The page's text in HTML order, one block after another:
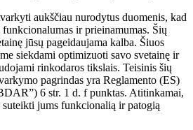
aukščiau nurodytus duomenis, kad
funkcionalumas ir prieinamumas. Šių
jūsų pageidaujama kalba. Šiuos
siekdami optimizuoti savo svetainę ir
rinkodaros tikslais. Teisinis šių
pagrindas yra Reglamento (ES)
6 str. 1 d. f punktas. Atitinkamai,
suteikti jums funkcionalią ir patogią